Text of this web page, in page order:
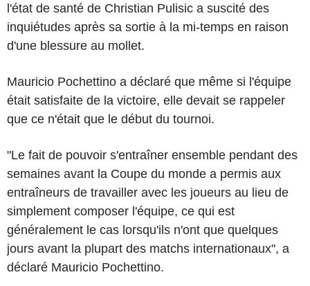
l'état de santé de Christian Pulisic a suscité des
inquiétudes après sa sortie à la mi-temps en raison
d'une blessure au mollet.
Mauricio Pochettino a déclaré que même si l'équipe
était satisfaite de la victoire, elle devait se rappeler
que ce n'était que le début du tournoi.
"Le fait de pouvoir s'entraîner ensemble pendant des
semaines avant la Coupe du monde a permis aux
entraîneurs de travailler avec les joueurs au lieu de
simplement composer l'équipe, ce qui est
généralement le cas lorsqu'ils n'ont que quelques
jours avant la plupart des matchs internationaux", a
déclaré Mauricio Pochettino.